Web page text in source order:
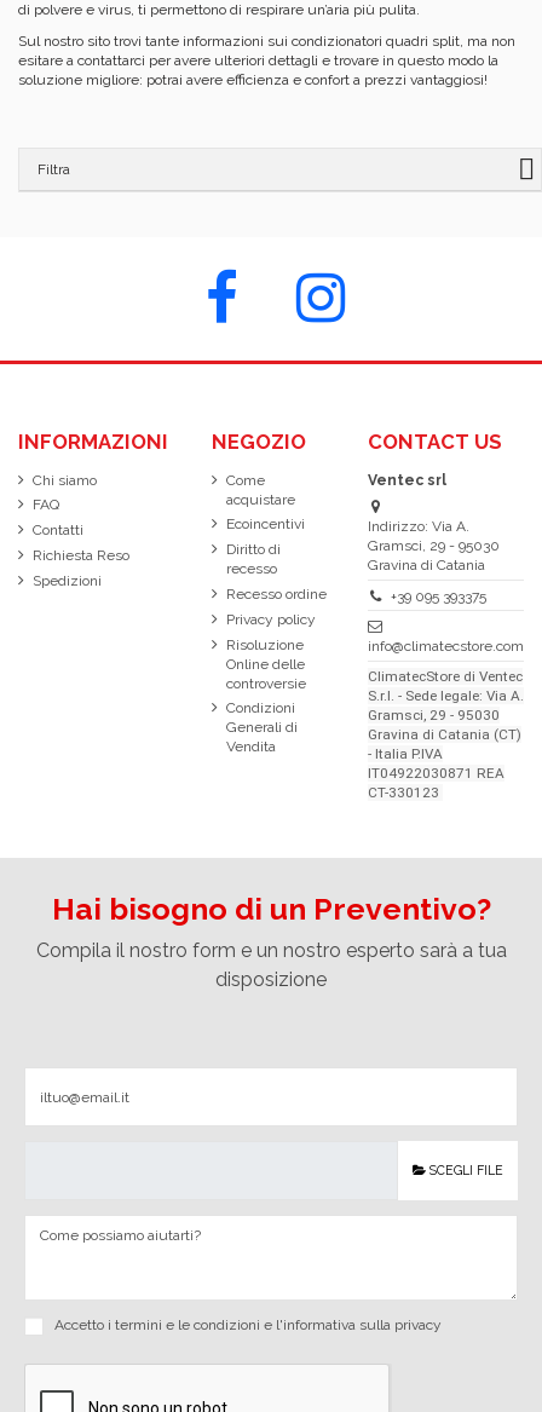
di polvere e virus, ti permettono di respirare un’aria più pulita.
Sul nostro sito trovi tante informazioni sui condizionatori quadri split, ma non
esitare a contattarci per avere ulteriori dettagli e trovare in questo modo la
soluzione migliore: potrai avere efficienza e confort a prezzi vantaggiosi!
Filtra
INFORMAZIONI
Chi siamo
FAQ
Contatti
Richiesta Reso
Spedizioni
NEGOZIO
Come
acquistare
Ecoincentivi
Diritto di
recesso
Recesso ordine
Privacy policy
Risoluzione
Online delle
controversie
Condizioni
Generali di
Vendita
CONTACT US
Ventec srl
Indirizzo: Via A.
Gramsci, 29 - 95030
Gravina di Catania
+39 095 393375
info@climatecstore.com
ClimatecStore di Ventec
S.r.l. - Sede legale: Via A.
Gramsci, 29 - 95030
Gravina di Catania (CT)
- Italia P.IVA
IT04922030871 REA
CT-330123
Hai bisogno di un Preventivo?
Compila il nostro form e un nostro esperto sarà a tua
disposizione
SCEGLI FILE
Accetto i termini e le condizioni e l'informativa sulla privacy